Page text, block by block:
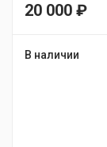
20 000 ₽
В наличии